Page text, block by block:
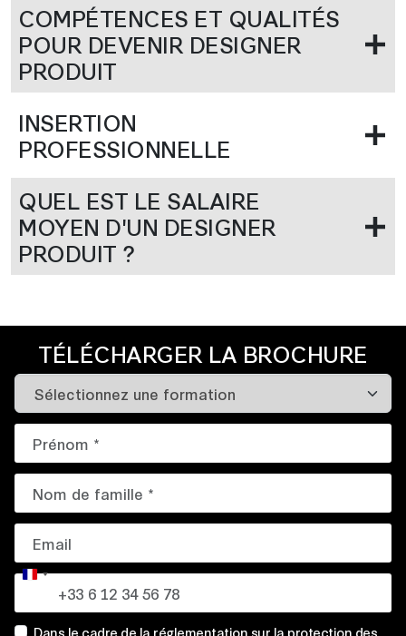
COMPÉTENCES ET QUALITÉS
POUR DEVENIR DESIGNER
PRODUIT
INSERTION
PROFESSIONNELLE
QUEL EST LE SALAIRE
MOYEN D'UN DESIGNER
PRODUIT ?
TÉLÉCHARGER LA BROCHURE
France
Dans le cadre de la réglementation sur la protection des